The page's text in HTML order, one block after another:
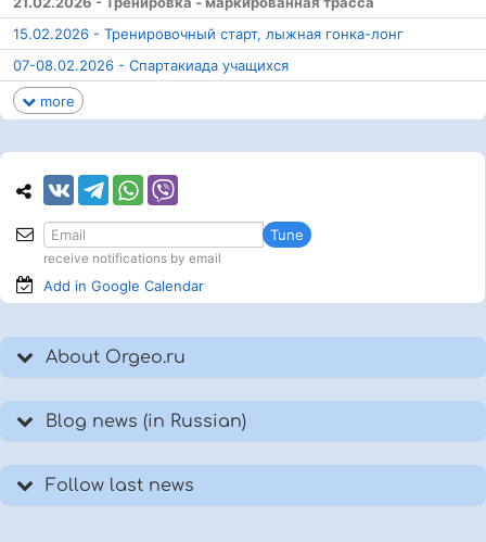
15.02.2026 - Тренировочный старт, лыжная гонка-лонг
07-08.02.2026 - Спартакиада учащихся
more
Tune
receive notifications by email
Add in Google Calendar
About Orgeo.ru
Blog news (in Russian)
Follow last news